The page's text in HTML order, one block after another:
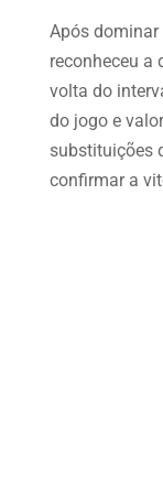
Após
reconheceu a
volta do
do jogo e
substituições
confirmar a